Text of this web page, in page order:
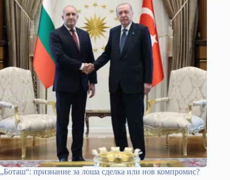
„Боташ“: признание за лоша сделка или нов компромис?